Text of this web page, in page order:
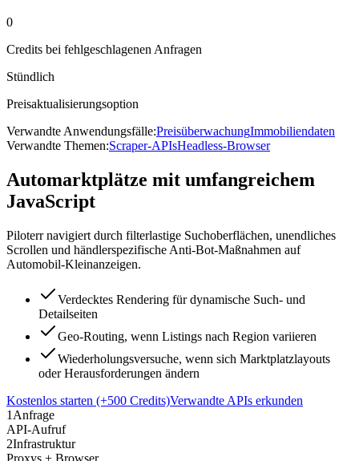
0
Credits bei fehlgeschlagenen Anfragen
Stündlich
Preisaktualisierungsoption
Verwandte Anwendungsfälle:PreisüberwachungImmobiliendaten
Verwandte Themen:Scraper-APIsHeadless-Browser
Automarktplätze mit umfangreichem
JavaScript
Piloterr navigiert durch filterlastige Suchoberflächen, unendliches
Scrollen und händlerspezifische Anti-Bot-Maßnahmen auf
Automobil-Kleinanzeigen.
Verdecktes Rendering für dynamische Such- und
Detailseiten
Geo-Routing, wenn Listings nach Region variieren
Wiederholungsversuche, wenn sich Marktplatzlayouts
oder Herausforderungen ändern
Kostenlos starten (+500 Credits)Verwandte APIs erkunden
1 Anfrage
API-Aufruf
2Infrastruktur
Proxys + Browser